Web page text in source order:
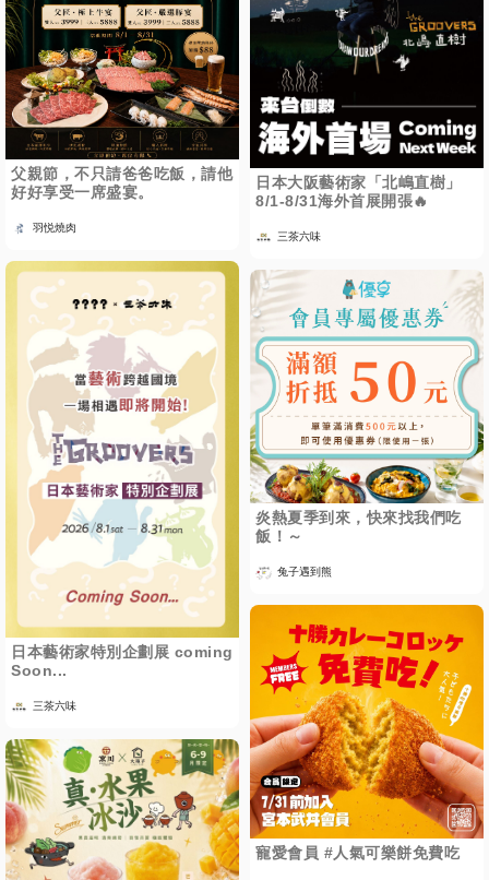
日本大阪藝術家「北嶋直樹」
8/1-8/31海外首展開張🔥
三茶六味
父親節，不只請爸爸吃飯，請他
好好享受一席盛宴。
羽悦燒肉
日本藝術家特別企劃展 coming
Soon...
三茶六味
炎熱夏季到來，快來找我們吃
飯！～
兔子遇到熊
寵愛會員 #人氣可樂餅免費吃